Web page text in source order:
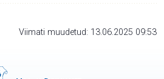
Viimati muudetud: 13.06.2025 09:53